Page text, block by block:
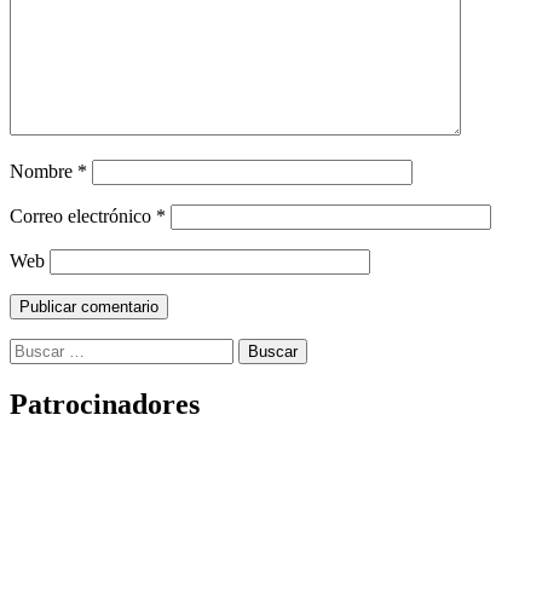
Nombre *
Correo electrónico *
Web
Buscar:
Patrocinadores